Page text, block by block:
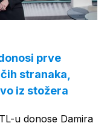
prve
stranaka,
iz stožera
u donose Damira